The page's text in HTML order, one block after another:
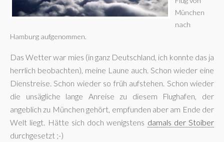
München
nach
Hamburg aufgenommen.
Das Wetter war mies (in ganz Deutschland, ich konnte das ja
herrlich beobachten), meine Laune auch. Schon wieder eine
Dienstreise. Schon wieder so früh aufstehen. Schon wieder
die unsägliche lange Anreise zu diesem Flughafen, der
angeblich zu München gehört, empfunden aber am Ende der
Welt liegt. Hätte sich doch wenigstens damals der Stoiber
durchgesetzt ;-)